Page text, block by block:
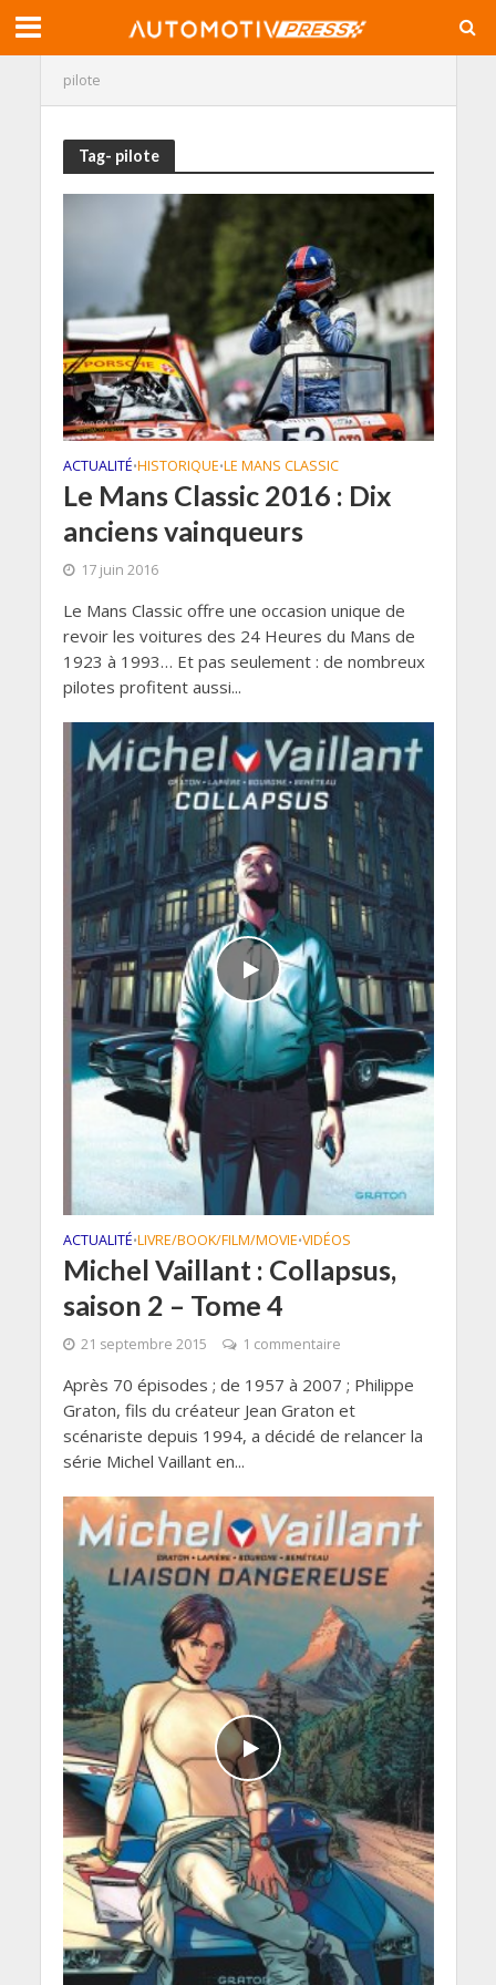
pilote
Tag- pilote
ACTUALITÉ•HISTORIQUE•LE MANS CLASSIC
Le Mans Classic 2016 : Dix
anciens vainqueurs
17 juin 2016
Le Mans Classic offre une occasion unique de
revoir les voitures des 24 Heures du Mans de
1923 à 1993… Et pas seulement : de nombreux
pilotes profitent aussi...
ACTUALITÉ•LIVRE/BOOK/FILM/MOVIE•VIDÉOS
Michel Vaillant : Collapsus,
saison 2 – Tome 4
21 septembre 2015 1 commentaire
Après 70 épisodes ; de 1957 à 2007 ; Philippe
Graton, fils du créateur Jean Graton et
scénariste depuis 1994, a décidé de relancer la
série Michel Vaillant en...